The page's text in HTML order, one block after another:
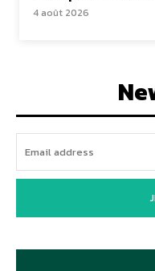
4 août 2026